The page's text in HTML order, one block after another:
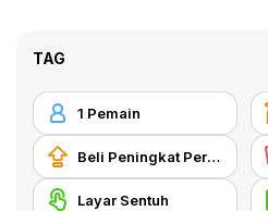
TAG
1 Pemain
Beli Peningkat Peralatan
Layar Sentuh